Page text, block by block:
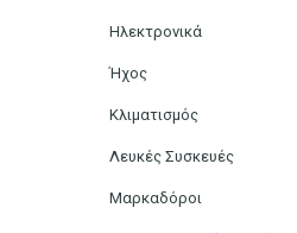
Ηλεκτρονικά
Ήχος
Κλιματισμός
Λευκές Συσκευές
Μαρκαδόροι